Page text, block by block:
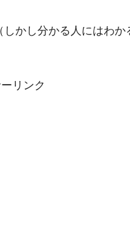
かし分かる人にはわ
リンク